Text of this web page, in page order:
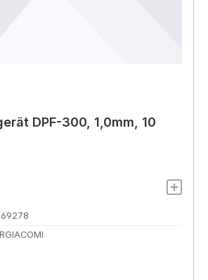
DPF-300, 1,0mm, 10